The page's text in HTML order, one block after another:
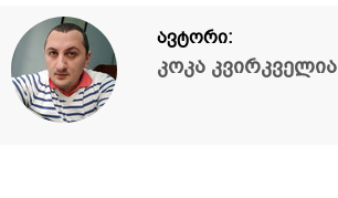
ავტორი:
კოკა კვირკველია